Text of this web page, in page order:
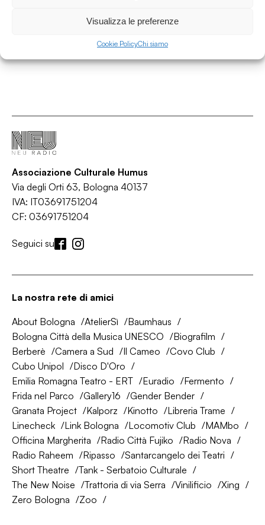
Visualizza le preferenze
Cookie PolicyChi siamo
Associazione Culturale Humus
Via degli Orti 63, Bologna 40137
IVA: IT03691751204
CF: 03691751204
Seguici su
La nostra rete di amici
About Bologna AtelierSì
Baumhaus
Bologna Città della Musica UNESCO
Biografilm
Berberè
Camera a Sud Il Cameo
Covo Club
Cubo Unipol
Disco D'Oro
Emilia Romagna Teatro - ERT
Euradio
Fermento
Frida nel Parco
Gallery16
Gender Bender
Granata Project
Kalporz Kinotto
Libreria Trame
Linecheck
Link Bologna Locomotiv Club
MAMbo
Officina Margherita
Radio Città Fujiko
Radio Nova
Radio Raheem
Ripasso
Santarcangelo dei Teatri
Short Theatre
Tank - Serbatoio Culturale
The New Noise
Trattoria di via Serra Vinilificio
Xing
Zero Bologna
Zoo